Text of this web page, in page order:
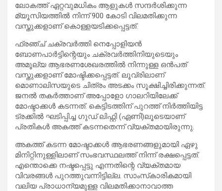
ലോകത്ത് ഏറ്റവുമധികം ആളുകള്‍ സന്ദര്‍ശിക്കുന്ന
മ്യൂസിയത്തില്‍ നിന്ന് 900 കോടി വിലമതിക്കുന്ന
വസ്തുക്കളാണ് കൊള്ളയടിക്കപ്പെട്ടത്.
ഫ്രഞ്ച് ചക്രവര്‍ത്തി നെപ്പോളിയന്‍
ബോണപാര്‍ട്ടിന്റെയും ചക്രവര്‍ത്തിനിയുടെയും
അമൂല്യ ആഭരണശേഖരത്തില്‍ നിന്നുള്ള ഒന്‍പത്
വസ്തുക്കളാണ് മോഷ്ടിക്കപ്പെട്ടത്. ലൂവ്രിലാണ്
മൊണാലിസയുടെ ചിത്രം അടക്കം സൂക്ഷിച്ചിരിക്കുന്നത്.
ജനല്‍ തകര്‍ത്താണ് അപ്പോളോ ഗാലറിയിലേക്ക്
മോഷ്ടാക്കള്‍ കടന്നത്. കെട്ടിടത്തിന് പുറത്ത് നിര്‍ത്തിയിട്ട
ട്രക്കില്‍ ഘടിപ്പിച്ച ഗുഡ് ലിഫ്റ്റി (ഏണി)ലൂടെയാണ്
പ്രതികള്‍ അകത്ത് കടന്നതെന്ന് വ്യക്തമായിരുന്നു.
അകത്ത് കടന്ന മോഷ്ടാക്കള്‍ ആഭരണങ്ങളുമായി ഏഴു
മിനിറ്റിനുള്ളിലാണ് സംഭവസ്ഥലത്ത് നിന്ന് രക്ഷപ്പെട്ടത്.
എന്തൊക്കെ നഷ്ടപ്പെട്ടു എന്നതിന്റെ വ്യക്തമായ
വിവരങ്ങള്‍ പുറത്തുവന്നിട്ടില്ല. സാംസ്‌കാരികമായി
വലിയ പ്രാധാന്യമുള്ള വിലമതിക്കാനാവാത്ത